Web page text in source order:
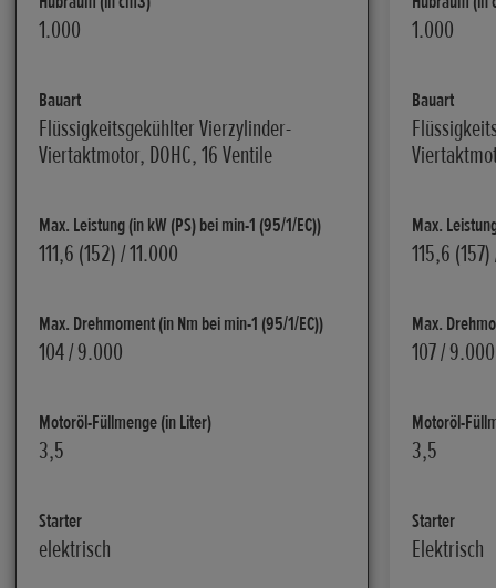
1.000
Bauart
Flüssigkeitsgekühlter Vierzylinder-
Viertaktmotor, DOHC, 16 Ventile
Max. Leistung (in kW (PS) bei min-1 (95/1/EC))
111,6 (152) / 11.000
Max. Drehmoment (in Nm bei min-1 (95/1/EC))
104 / 9.000
Motoröl-Füllmenge (in Liter)
3,5
Starter
elektrisch
1.000
Bauart
Max.
115,6
Max.
107 / 9.000
Motoröl-
3,5
Starter
Elektrisch